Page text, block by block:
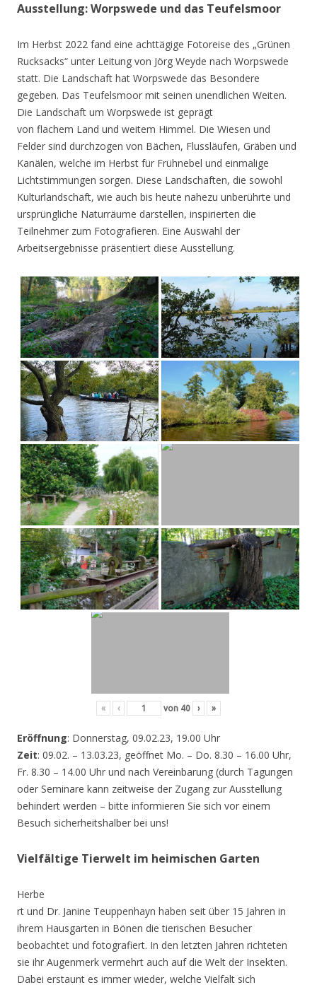
Ausstellung: Worpswede und das Teufelsmoor
Im Herbst 2022 fand eine achttägige Fotoreise des „Grünen
Rucksacks“ unter Leitung von Jörg Weyde nach Worpswede
statt. Die Landschaft hat Worpswede das Besondere
gegeben. Das Teufelsmoor mit seinen unendlichen Weiten.
Die Landschaft um Worpswede ist geprägt
von flachem Land und weitem Himmel. Die Wiesen und
Felder sind durchzogen von Bächen, Flussläufen, Gräben und
Kanälen, welche im Herbst für Frühnebel und einmalige
Lichtstimmungen sorgen. Diese Landschaften, die sowohl
Kulturlandschaft, wie auch bis heute nahezu unberührte und
ursprüngliche Naturräume darstellen, inspirierten die
Teilnehmer zum Fotografieren. Eine Auswahl der
Arbeitsergebnisse präsentiert diese Ausstellung.
« ‹ von 40 › »
Eröffnung: Donnerstag, 09.02.23, 19.00 Uhr
Zeit: 09.02. – 13.03.23, geöffnet Mo. – Do. 8.30 – 16.00 Uhr,
Fr. 8.30 – 14.00 Uhr und nach Vereinbarung (durch Tagungen
oder Seminare kann zeitweise der Zugang zur Ausstellung
behindert werden – bitte informieren Sie sich vor einem
Besuch sicherheitshalber bei uns!
Vielfältige Tierwelt im heimischen Garten
Herbe
rt und Dr. Janine Teuppenhayn haben seit über 15 Jahren in
ihrem Hausgarten in Bönen die tierischen Besucher
beobachtet und fotografiert. In den letzten Jahren richteten
sie ihr Augenmerk vermehrt auch auf die Welt der Insekten.
Dabei erstaunt es immer wieder, welche Vielfalt sich